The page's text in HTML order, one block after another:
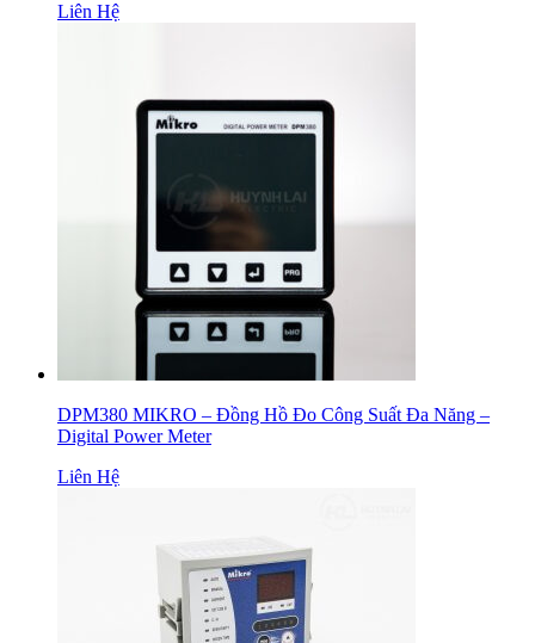
Liên Hệ
DPM380 MIKRO – Đồng Hồ Đo Công Suất Đa Năng –
Digital Power Meter
Liên Hệ